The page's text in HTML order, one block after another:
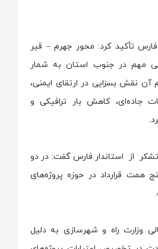
تأکید کرد: محور جهرم – قیر
مهم در جنوب استان به شمار
آن نقش بسزایی در ارتقای ایمنی،
جاده‌ای، کاهش بار ترافیکی و
از استاندار فارس گفت: در دو
همت قرارداد در حوزه پروژه‌های
وزارت راه و شهرسازی به دلیل